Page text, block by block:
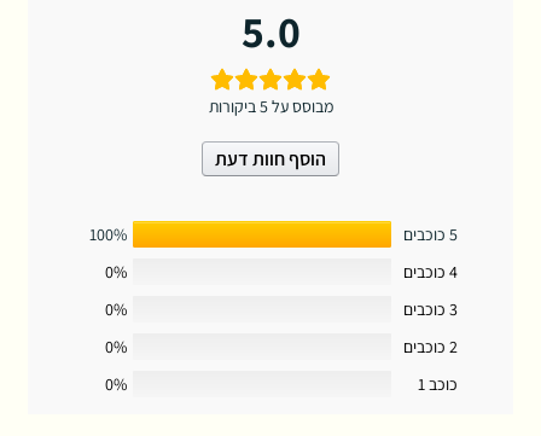
5.0
מבוסס על 5 ביקורות
הוסף חוות דעת
5 כוכבים
100%
4 כוכבים
0%
3 כוכבים
0%
2 כוכבים
0%
כוכב 1
0%